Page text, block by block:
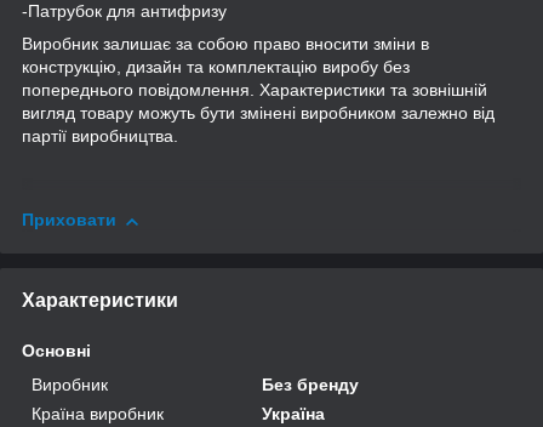
-Патрубок для антифризу
Виробник залишає за собою право вносити зміни в
конструкцію, дизайн та комплектацію виробу без
попереднього повідомлення. Характеристики та зовнішній
вигляд товару можуть бути змінені виробником залежно від
партії виробництва.
Приховати
Характеристики
Основні
Виробник
Без бренду
Країна виробник
Україна